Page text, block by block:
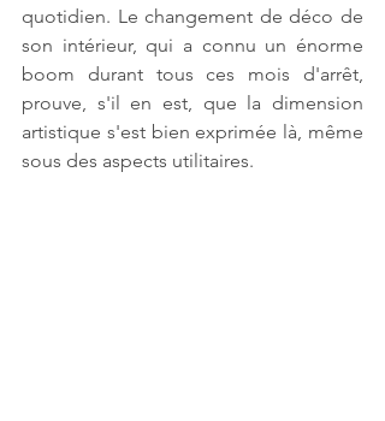
quotidien. Le changement de déco de
son intérieur, qui a connu un énorme
boom durant tous ces mois d'arrêt,
prouve, s'il en est, que la dimension
artistique s'est bien exprimée là, même
sous des aspects utilitaires.